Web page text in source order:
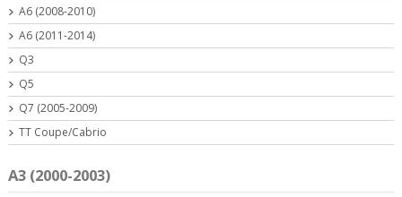
A3 (2000-2003)
A6 (2008-2010)
A6 (2011-2014)
Q3
Q5
Q7 (2005-2009)
TT Coupe/Cabrio